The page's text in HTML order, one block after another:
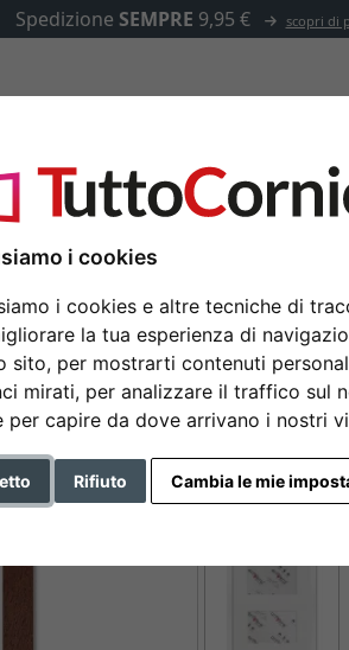
i cookies
i cookies e altre tecniche di
la tua esperienza di
sito, per mostrarti contenuti
mirati, per analizzare il traffico sul
per capire da dove arrivano i nostri
Rifiuto Cambia le mie
Spedizione SEMPRE 9,95 € scopri di
in 10x15 cm, misure 25x35 cm
Cornice
misure
25x35 cm
Colore